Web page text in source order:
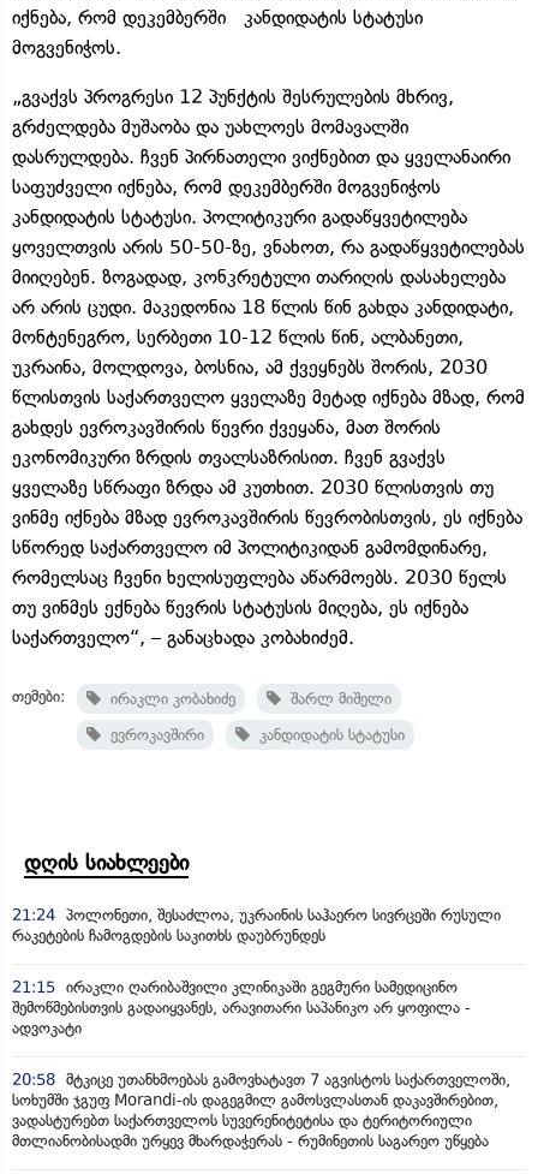
იქნება, რომ დეკემბერში კანდიდატის სტატუსი
მოგვენიჭოს.
„გვაქვს პროგრესი 12 პუნქტის შესრულების მხრივ,
გრძელდება მუშაობა და უახლოეს მომავალში
დასრულდება. ჩვენ პირნათელი ვიქნებით და ყველანაირი
საფუძველი იქნება, რომ დეკემბერში მოგვენიჭოს
კანდიდატის სტატუსი. პოლიტიკური გადაწყვეტილება
ყოველთვის არის 50-50-ზე, ვნახოთ, რა გადაწყვეტილებას
მიიღებენ. ზოგადად, კონკრეტული თარიღის დასახელება
არ არის ცუდი. მაკედონია 18 წლის წინ გახდა კანდიდატი,
მონტენეგრო, სერბეთი 10-12 წლის წინ, ალბანეთი,
უკრაინა, მოლდოვა, ბოსნია, ამ ქვეყნებს შორის, 2030
წლისთვის საქართველო ყველაზე მეტად იქნება მზად, რომ
გახდეს ევროკავშირის წევრი ქვეყანა, მათ შორის
ეკონომიკური ზრდის თვალსაზრისით. ჩვენ გვაქვს
ყველაზე სწრაფი ზრდა ამ კუთხით. 2030 წლისთვის თუ
ვინმე იქნება მზად ევროკავშირის წევრობისთვის, ეს იქნება
სწორედ საქართველო იმ პოლიტიკიდან გამომდინარე,
რომელსაც ჩვენი ხელისუფლება აწარმოებს. 2030 წელს
თუ ვინმეს ექნება წევრის სტატუსის მიღება, ეს იქნება
საქართველო“, – განაცხადა კობახიძემ.
თემები: ირაკლი კობახიძე
შარლ მიშელი
ევროკავშირი
კანდიდატის სტატუსი
დღის სიახლეები
21:24 პოლონეთი, შესაძლოა, უკრაინის საჰაერო სივრცეში რუსული
რაკეტების ჩამოგდების საკითხს დაუბრუნდეს
21:15 ირაკლი ღარიბაშვილი კლინიკაში გეგმური სამედიცინო
შემოწმებისთვის გადაიყვანეს, არავითარი საპანიკო არ ყოფილა -
ადვოკატი
20:58 მტკიცე უთანხმოებას გამოვხატავთ 7 აგვისტოს საქართველოში,
სოხუმში ჯგუფ Morandi-ის დაგეგმილ გამოსვლასთან დაკავშირებით,
ვადასტურებთ საქართველოს სუვერენიტეტისა და ტერიტორიული
მთლიანობისადმი ურყევ მხარდაჭერას - რუმინეთის საგარეო უწყება